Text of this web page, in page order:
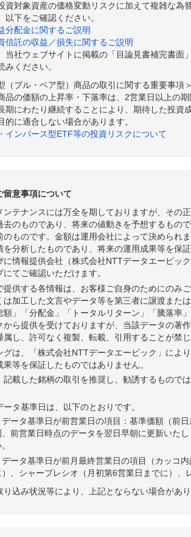
資対象資産の価格変動リスクに加えて複雑な
以下をご確認ください。
分配金に関するご説明
信託の収益／損失に関するご説明
当社ウェブサイトに掲載の「目論見書補完書
みください。
（ブル・ベア型）商品の取引に関する重要事項
品の価額の上昇率・下落率は、2営業日以上の
期にわたり継続することにより、期待した投
的に適合しない場合があります。
インバース型ETF等の投資リスクについて
留意事項について
ンテナンスには万全を期しておりますが、その
去のものであり、将来の値動きを予想するもの
のものです。金額は運用会社によって決められ
を分析したものであり、将来の運用成果等を保
に情報提供会社（株式会社NTTデータエービッ
てご確認いただけます。
提供する各情報は、お客様ご自身のためにのみ
は加工した文言やデータ等を第三者に譲渡また
額」「分配金」「トータルリターン」「騰落
から提供を受けておりますが、当該データの著
属し、許可なく複製、転載、引用することが禁
グは、「株式会社NTTデータエービック」によ
果等を保証したものではありません。
記載した銘柄の取引を推奨し、勧誘するもので
ータ基準日は、以下のとおりです。
データ基準日が前営業日の項目：基準価額（前
前営業日時点のデータを翌日早朝に更新いた
データ基準日が前月最終営業日の項目（カッコ
）、シャープレシオ（月初第6営業日までに）
り込み状況等により、上記とならない場合があ